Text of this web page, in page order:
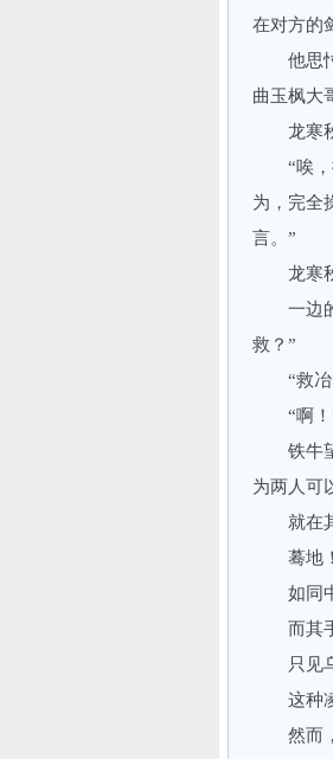
在对方的
他思忖
曲玉枫
龙寒秋
“唉，据
为，完全
言。”
龙寒秋
一边的
救？”
“救冶
“啊！”
铁牛望
为两人可
就在其
蓦地！
如同中
而其手
只见乌
这种凌
然而，